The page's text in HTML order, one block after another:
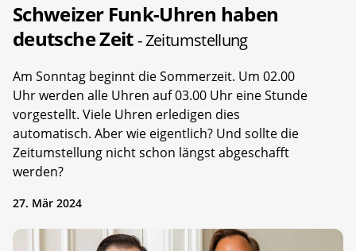
Schweizer Funk-Uhren haben
deutsche Zeit- Zeitumstellung
Am Sonntag beginnt die Sommerzeit. Um 02.00
Uhr werden alle Uhren auf 03.00 Uhr eine Stunde
vorgestellt. Viele Uhren erledigen dies
automatisch. Aber wie eigentlich? Und sollte die
Zeitumstellung nicht schon längst abgeschafft
werden?
27. Mär 2024